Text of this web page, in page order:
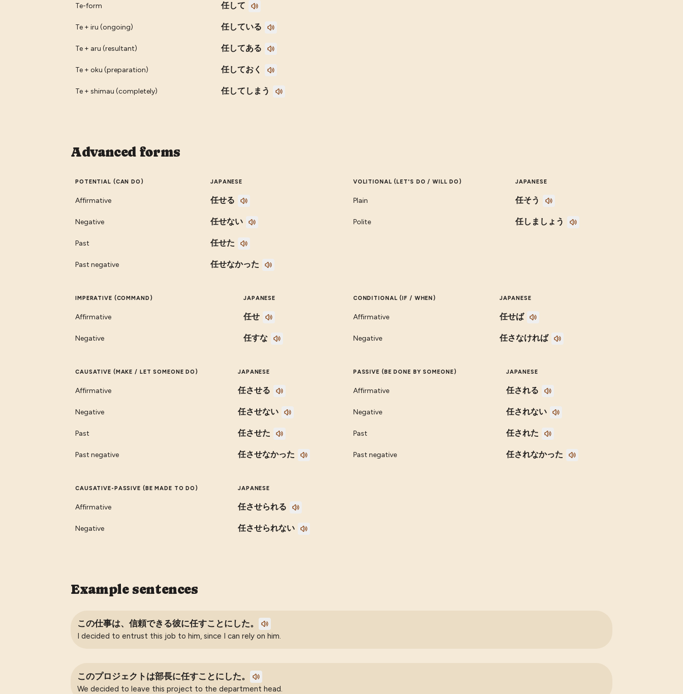
Te-form 任して
Te + iru (ongoing) 任している
Te + aru (resultant) 任してある
Te + oku (preparation) 任しておく
Te + shimau (completely) 任してしまう
Advanced forms
POTENTIAL (CAN DO) JAPANESE
Affirmative 任せる
Negative 任せない
Past 任せた
Past negative 任せなかった
VOLITIONAL (LET'S DO / WILL DO) JAPANESE
Plain 任そう
Polite 任しましょう
IMPERATIVE (COMMAND) JAPANESE
Affirmative 任せ
Negative 任すな
CONDITIONAL (IF / WHEN) JAPANESE
Affirmative 任せば
Negative 任さなければ
CAUSATIVE (MAKE / LET SOMEONE DO) JAPANESE
Affirmative 任させる
Negative 任させない
Past 任させた
Past negative 任させなかった
PASSIVE (BE DONE BY SOMEONE) JAPANESE
Affirmative 任される
Negative 任されない
Past 任された
Past negative 任されなかった
CAUSATIVE-PASSIVE (BE MADE TO DO) JAPANESE
Affirmative 任させられる
Negative 任させられない
Example sentences
この仕事は、信頼できる彼に任すことにした。
I decided to entrust this job to him, since I can rely on him.
このプロジェクトは部長に任すことにした。
We decided to leave this project to the department head.